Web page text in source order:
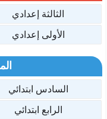
الثالثة إعدادي
الأولى إعدادي
السادس ابتدائي
الرابع ابتدائي